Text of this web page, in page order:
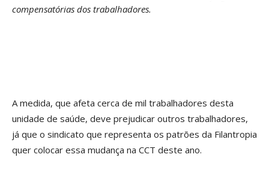
compensatórias dos trabalhadores.
A medida, que afeta cerca de mil trabalhadores desta
unidade de saúde, deve prejudicar outros trabalhadores,
já que o sindicato que representa os patrões da Filantropia
quer colocar essa mudança na CCT deste ano.